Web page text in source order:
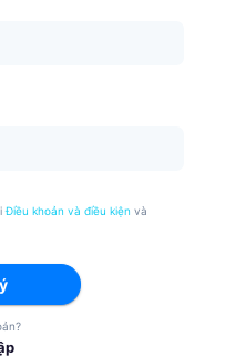
Điều khoản và điều kiện và